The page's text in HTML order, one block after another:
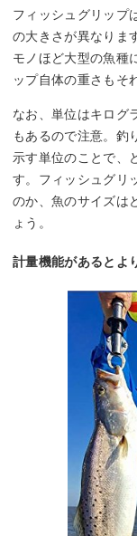
フィッシュグリップ
の大きさが異なりま
モノほど大型の魚種
ップ自体の重さもそ
なお、単位はキログ
もあるので注意。釣
示す単位のことで、
す。フィッシュグリ
のか、魚のサイズは
ょう。
計量機能があるとよ